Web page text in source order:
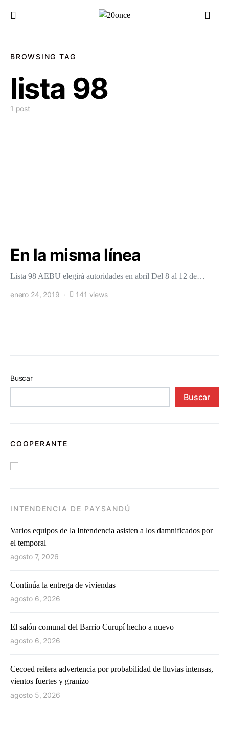
BROWSING TAG
lista 98
1 post
En la misma línea
Lista 98 AEBU elegirá autoridades en abril Del 8 al 12 de…
enero 24, 2019 141 views
Buscar
Buscar
COOPERANTE
INTENDENCIA DE PAYSANDÚ
Varios equipos de la Intendencia asisten a los damnificados por
el temporal
agosto 7, 2026
Continúa la entrega de viviendas
agosto 6, 2026
El salón comunal del Barrio Curupí hecho a nuevo
agosto 6, 2026
Cecoed reitera advertencia por probabilidad de lluvias intensas,
vientos fuertes y granizo
agosto 5, 2026